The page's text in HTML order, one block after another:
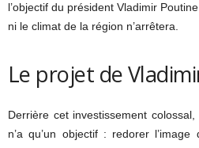
l’objectif du président Vladimir
ni le climat de la région n’arrêtera.
Le projet de
Derrière cet investissement
n’a qu’un objectif : redorer